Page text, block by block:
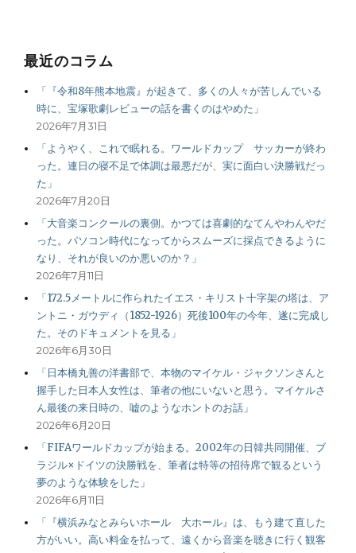
最近のコラム
「『令和8年熊本地震』が起きて、多くの人々が苦しんでいる
時に、宝塚歌劇レビューの話を書くのはやめた」
2026年7月31日
「ようやく、これで眠れる。ワールドカップ サッカーが終わ
った。連日の寝不足で体調は最悪だが、実に面白い決勝戦だっ
た」
2026年7月20日
「大音楽コンクールの裏側。かつては喜劇的なてんやわんやだ
った。パソコン時代になってからスムーズに採点できるように
なり、それが良いのか悪いのか？」
2026年7月11日
「172.5メートルに作られたイエス・キリスト十字架の塔は、ア
ントニ・ガウディ（1852-1926）死後100年の今年、遂に完成し
た。そのドキュメントを見る」
2026年6月30日
「日本橋丸善の洋書部で、本物のマイケル・ジャクソンさんと
握手した日本人女性は、筆者の他にいないと思う。マイケルさ
ん最後の来日時の、嘘のようなホントのお話」
2026年6月20日
「FIFAワールドカップが始まる。2002年の日韓共同開催、ブ
ラジル×ドイツの決勝戦を、筆者は特等の招待席で観るという
夢のような体験をした」
2026年6月11日
「『横浜みなとみらいホール 大ホール』は、もう建て直した
方がいい。高い料金を払って、遠くから音楽を聴きに行く観客